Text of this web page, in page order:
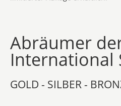
Abräumer
International
GOLD - SILBER -